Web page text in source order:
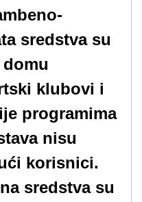
sredstva su
klubovi i
programima
nisu
korisnici.
sredstva su